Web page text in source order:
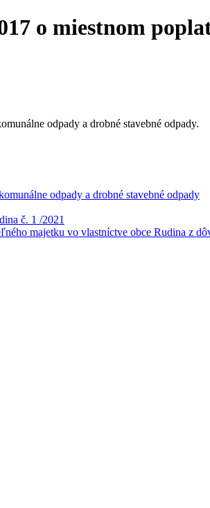
o miestnom
odpady a drobné stavebné odpady.
odpady a drobné stavebné odpady
č. 1 /2021
majetku vo vlastníctve obce Rudina z